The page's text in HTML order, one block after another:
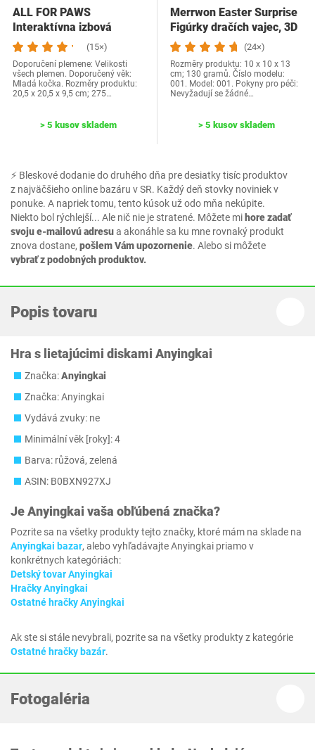
⚡ Bleskové dodanie do druhého dňa pre desiatky tisíc produktov
z najväčšieho online bazáru v SR. Každý deň stovky noviniek v
ponuke. A napriek tomu, tento kúsok už odo mňa nekúpite.
Niekto bol rýchlejší... Ale nič nie je stratené. Môžete mihore zadať
svoju e-mailovú adresua akonáhle sa ku mne rovnaký produkt
znova dostane, pošlem Vám upozornenie. Alebo si môžete
vybrať z podobných produktov.
ALL FOR PAWS
Interaktívna izbová
hračka pre mačky s
motýľom…
(15×)
Doporučení plemene: Velikosti
všech plemen. Doporučený věk:
Mladá kočka. Rozměry produktu:
20,5 x 20,5 x 9,5 cm; 275…
> 5 kusov skladem
Merrwon Easter Surprise
Figúrky dračích vajec, 3D
tlačená…
(24×)
Rozměry produktu: 10 x 10 x 13
cm; 130 gramů. Číslo modelu:
001. Model: 001. Pokyny pro péči:
Nevyžadují se žádné…
> 5 kusov skladem
Popis tovaru
Hra s lietajúcimi diskami Anyingkai
Značka:Anyingkai
Značka: Anyingkai
Vydává zvuky: ne
Minimální věk [roky]: 4
Barva: růžová, zelená
ASIN: B0BXN927XJ
JeAnyingkai vaša obľúbená značka?
Pozrite sa na všetky produkty tejto značky, ktoré mám na sklade na
Anyingkai bazar, alebo vyhľadávajte Anyingkai priamo v
konkrétnych kategóriách:
Detský tovar Anyingkai
Hračky Anyingkai
Ostatné hračky Anyingkai
Ak ste si stále nevybrali, pozrite sa na všetky produkty z kategórie
Ostatné hračky bazár.
Fotogaléria